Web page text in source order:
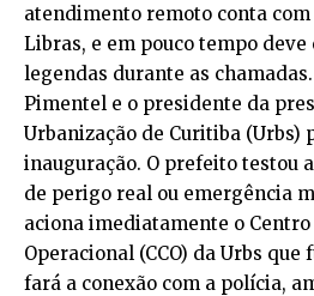
atendimento remoto conta com
Libras, e em pouco tempo
legendas durante as
Pimentel e o presidente da
Urbanização de Curitiba (Urbs)
inauguração. O prefeito testou
de perigo real ou emergência
aciona imediatamente o
Operacional (CCO) da Urbs que
fará a conexão com a polícia,